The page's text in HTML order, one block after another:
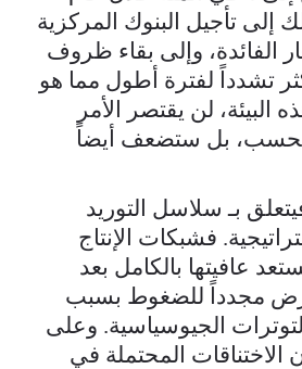
ذلك إلى تأجيل البنوك المركزية
وإلى بقاء ظروف
تشدداً لفترة أطول مما هو
لن يقتصر الأمر
فحسب، بل ستضعف أيضاً
بـ سلاسل التوريد
فشبكات الإنتاج
عافيتها بالكامل بعد
مجدداً للضغوط بسبب
الجيوسياسية. وعلى
المحتملة في